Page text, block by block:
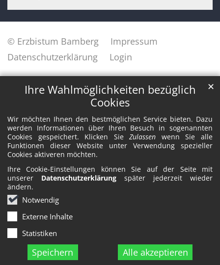
Ihre Wahlmöglichkeiten bezüglich
Cookies
Wir möchten Ihnen den bestmöglichen Service bieten. Dazu
werden Informationen über Ihren Besuch in sogenannten
Cookies gespeichert. Klicken SieZulassen wenn Sie alle
Funktionen dieser Website unter Verwendung spezieller
Cookies aktiveren möchten.
Ihre Cookie-Einstellungen können Sie auf der Seite mit
unserer Datenschutzerklärung später jederzeit wieder
ändern.
Notwendig
Externe Inhalte
Statistiken
Speichern Alle akzeptieren
✕
© Erzbistum Bamberg
Impressum
Datenschutzerklärung
Login